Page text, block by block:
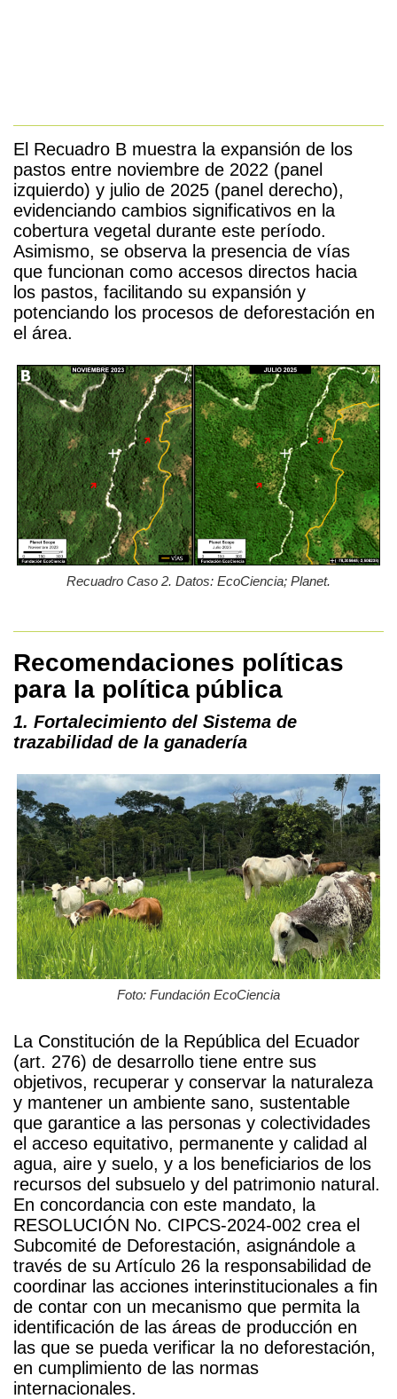
El Recuadro B muestra la expansión de los
pastos entre noviembre de 2022 (panel
izquierdo) y julio de 2025 (panel derecho),
evidenciando cambios significativos en la
cobertura vegetal durante este período.
Asimismo, se observa la presencia de vías
que funcionan como accesos directos hacia
los pastos, facilitando su expansión y
potenciando los procesos de deforestación en
el área.
Recuadro Caso 2. Datos: EcoCiencia; Planet.
Recomendaciones políticas
para la política pública
1. Fortalecimiento del Sistema de
trazabilidad de la ganadería
Foto: Fundación EcoCiencia
La Constitución de la República del Ecuador
(art. 276) de desarrollo tiene entre sus
objetivos, recuperar y conservar la naturaleza
y mantener un ambiente sano, sustentable
que garantice a las personas y colectividades
el acceso equitativo, permanente y calidad al
agua, aire y suelo, y a los beneficiarios de los
recursos del subsuelo y del patrimonio natural.
En concordancia con este mandato, la
RESOLUCIÓN No. CIPCS-2024-002 crea el
Subcomité de Deforestación, asignándole a
través de su Artículo 26 la responsabilidad de
coordinar las acciones interinstitucionales a fin
de contar con un mecanismo que permita la
identificación de las áreas de producción en
las que se pueda verificar la no deforestación,
en cumplimiento de las normas
internacionales.